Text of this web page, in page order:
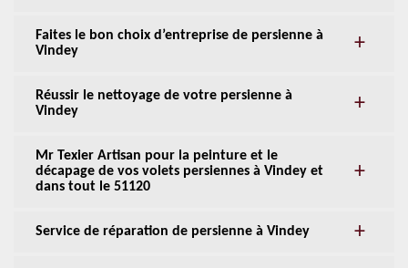
Faites le bon choix d’entreprise de persienne à
Vindey
Réussir le nettoyage de votre persienne à
Vindey
Mr Texier Artisan pour la peinture et le
décapage de vos volets persiennes à Vindey et
dans tout le 51120
Service de réparation de persienne à Vindey